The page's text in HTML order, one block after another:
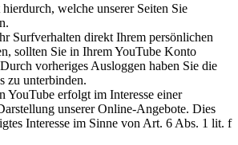
welche unserer Seiten Sie
Surfverhalten direkt Ihrem persönlichen
sollten Sie in Ihrem YouTube Konto
vorheriges Ausloggen haben Sie die
zu unterbinden.
YouTube erfolgt im Interesse einer
unserer Online-Angebote. Dies
Interesse im Sinne von Art. 6 Abs. 1 lit. f